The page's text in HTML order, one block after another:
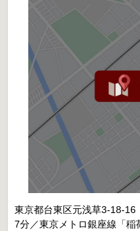
東京都台東区元浅草3-18-16
7分／東京メトロ銀座線「